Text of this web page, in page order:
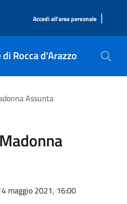
Accedi all'area personale |
Rocca d'Arazzo
Assunta
maggio 2021, 16:00